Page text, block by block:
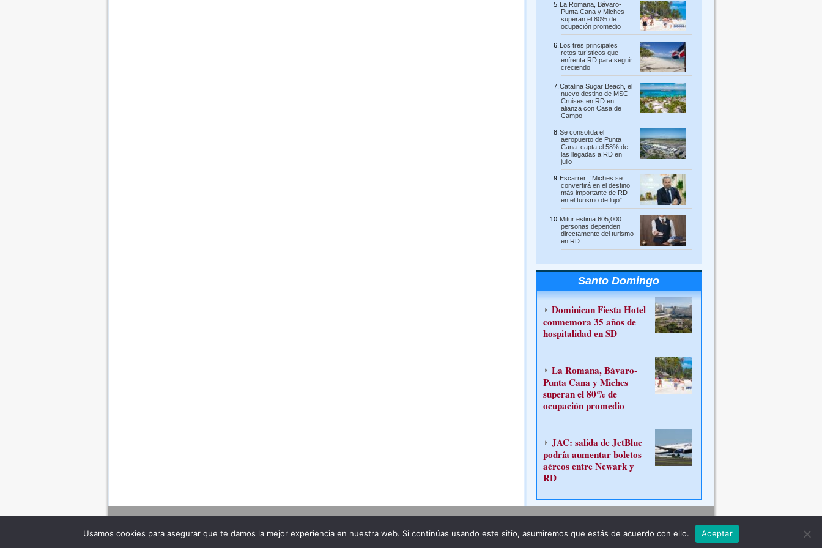
La Romana, Bávaro-
Punta Cana y Miches
superan el 80% de
ocupación promedio
Los tres principales
retos turísticos que
enfrenta RD para seguir
creciendo
Catalina Sugar Beach, el
nuevo destino de MSC
Cruises en RD en
alianza con Casa de
Campo
Se consolida el
aeropuerto de Punta
Cana: capta el 58% de
las llegadas a RD en
julio
Escarrer: “Miches se
convertirá en el destino
más importante de RD
en el turismo de lujo”
Mitur estima 605,000
personas dependen
directamente del turismo
en RD
Santo Domingo
Dominican Fiesta Hotel
conmemora 35 años de
hospitalidad en SD
La Romana, Bávaro-
Punta Cana y Miches
superan el 80% de
ocupación promedio
JAC: salida de JetBlue
podría aumentar boletos
aéreos entre Newark y
RD
Usamos cookies para asegurar que te damos la mejor experiencia en nuestra web. Si continúas usando este sitio, asumiremos que estás de acuerdo con ello. Aceptar